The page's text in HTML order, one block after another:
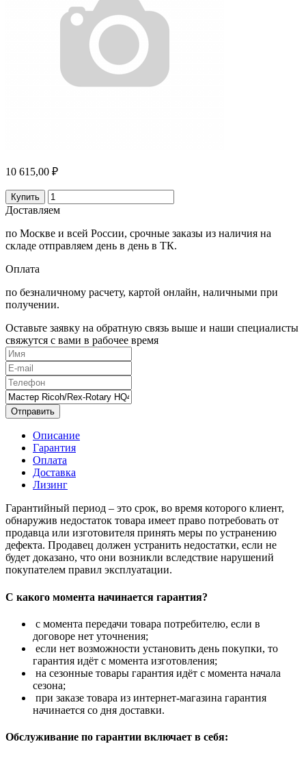
10 615,00 ₽
Купить
Доставляем
по Москве и всей России, срочные заказы из наличия на
складе отправляем день в день в ТК.
Оплата
по безналичному расчету, картой онлайн, наличными при
получении.
Оставьте заявку на обратную связь выше и наши специалисты
свяжутся с вами в рабочее время
Отправить
Описание
Гарантия
Оплата
Доставка
Лизинг
Гарантийный период – это срок, во время которого клиент,
обнаружив недостаток товара имеет право потребовать от
продавца или изготовителя принять меры по устранению
дефекта. Продавец должен устранить недостатки, если не
будет доказано, что они возникли вследствие нарушений
покупателем правил эксплуатации.
С какого момента начинается гарантия?
с момента передачи товара потребителю, если в
договоре нет уточнения;
если нет возможности установить день покупки, то
гарантия идёт с момента изготовления;
на сезонные товары гарантия идёт с момента начала
сезона;
при заказе товара из интернет-магазина гарантия
начинается со дня доставки.
Обслуживание по гарантии включает в себя: